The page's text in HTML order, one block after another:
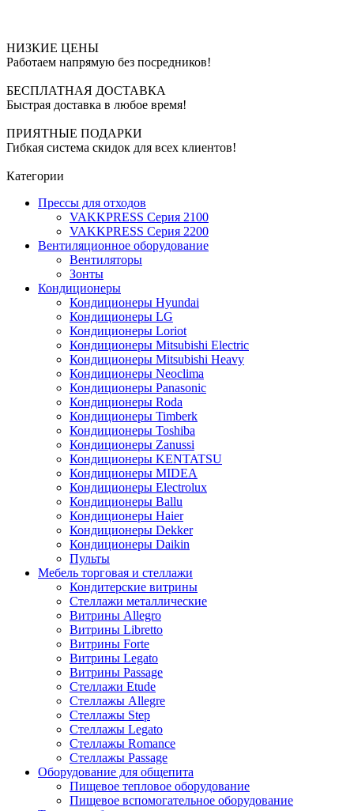
НИЗКИЕ ЦЕНЫ
Работаем напрямую без посредников!
БЕСПЛАТНАЯ ДОСТАВКА
Быстрая доставка в любое время!
ПРИЯТНЫЕ ПОДАРКИ
Гибкая система скидок для всех клиентов!
Категории
Прессы для отходов
VAKKPRESS Серия 2100
VAKKPRESS Серия 2200
Вентиляционное оборудование
Вентиляторы
Зонты
Кондиционеры
Кондиционеры Hyundai
Кондиционеры LG
Кондиционеры Loriot
Кондиционеры Mitsubishi Electric
Кондиционеры Mitsubishi Heavy
Кондиционеры Neoclima
Кондиционеры Panasonic
Кондиционеры Roda
Кондиционеры Timberk
Кондиционеры Toshiba
Кондиционеры Zanussi
Кондиционеры KENTATSU
Кондиционеры MIDEA
Кондиционеры Electrolux
Кондиционеры Ballu
Кондиционеры Haier
Кондиционеры Dekker
Кондиционеры Daikin
Пульты
Мебель торговая и стеллажи
Кондитерские витрины
Стеллажи металлические
Витрины Allegro
Витрины Libretto
Витрины Forte
Витрины Legato
Витрины Passage
Стеллажи Etude
Стеллажы Allegre
Стеллажы Step
Стеллажы Legato
Стеллажы Romance
Стеллажы Passage
Оборудование для общепита
Пищевое тепловое оборудование
Пищевое вспомогательное оборудование